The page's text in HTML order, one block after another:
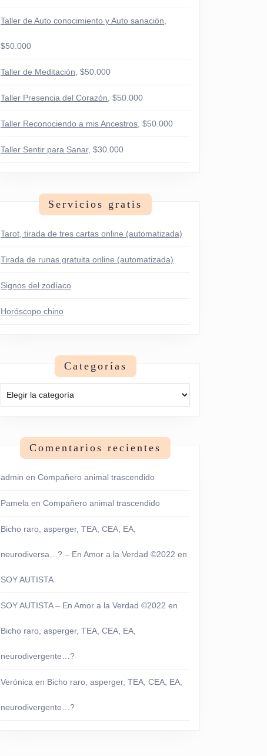
Taller de Auto conocimiento y Auto sanación
$50.000
Taller de Meditación , $50.000
Taller Presencia del Corazón , $50.000
Taller Reconociendo a mis Ancestros , $50.000
Taller Sentir para Sanar, $30.000
Servicios gratis
Tarot, tirada de tres cartas online (automatizada)
Tirada de runas gratuita online (automatizada)
Signos del zodíaco
Horóscopo chino
Categorías
Comentarios recientes
admin en Compañero animal trascendido
Pamela en Compañero animal trascendido
Bicho raro, asperger, TEA, CEA, EA,
neurodiversa…? – En Amor a la Verdad ©2022 en
SOY AUTISTA
SOY AUTISTA – En Amor a la Verdad ©2022 en
Bicho raro, asperger, TEA, CEA, EA,
neurodivergente…?
Verónica en Bicho raro, asperger, TEA, CEA, EA,
neurodivergente…?